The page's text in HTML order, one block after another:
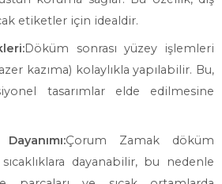
etiketler için idealdir.
Döküm sonrası yüzey işlemleri
kazıma) kolaylıkla yapılabilir. Bu,
tasarımlar elde edilmesine
Çorum Zamak döküm
dayanabilir, bu nedenle